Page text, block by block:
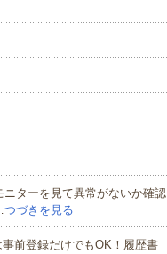
ターを見て異常がないか確認
つづきを見る
前登録だけでもOK！履歴書